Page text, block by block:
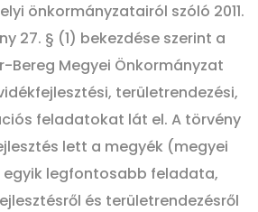
önkormányzatairól szóló 2011.
27. § (1) bekezdése szerint a
Bereg Megyei Önkormányzat
területrendezési,
feladatokat lát el. A törvény
lett a megyék (megyei
legfontosabb feladata,
és területrendezésről